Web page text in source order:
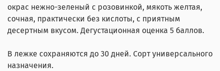
окрас нежно-зеленый с розовинкой, мякоть желтая,
сочная, практически без кислоты, с приятным
десертным вкусом. Дегустационная оценка 5 баллов.
В лежке сохраняются до 30 дней. Сорт универсального
назначения.